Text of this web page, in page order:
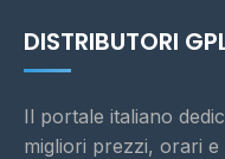
DISTRIBUTORI
Il portale italiano
migliori prezzi, orari